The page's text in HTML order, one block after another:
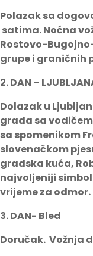
Polazak sa
satima. Noćna
Rostovo-
grupe i graničnih
2. DAN –
Dolazak u
grada sa
sa spomenikom
slovenačkom
gradska kuća,
najvoljeniji
vrijeme za odmor.
3. DAN- Bled
Doručak. Vožnja